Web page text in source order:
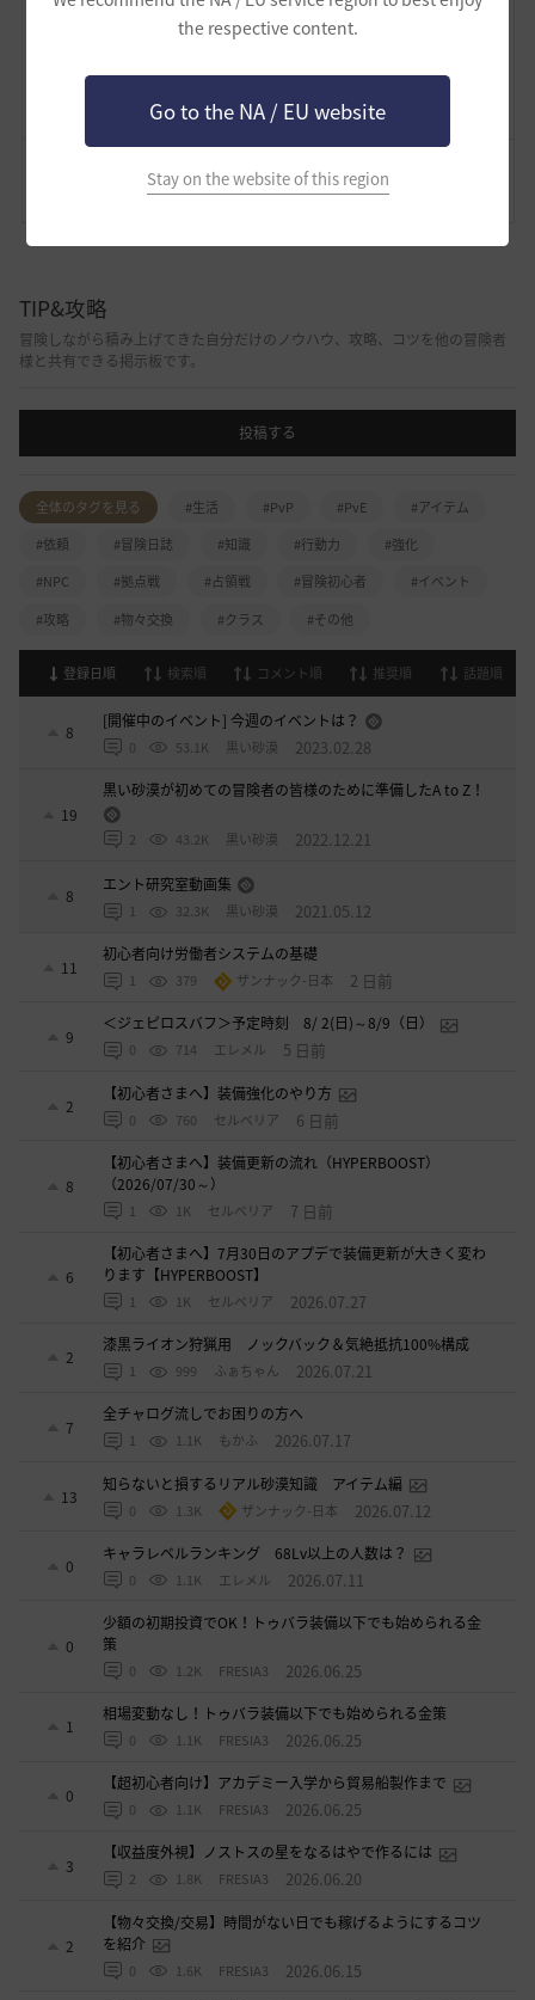
the respective content.
Go to the NA / EU website
Stay on the website of this region
134 697
Lv62 ザンナック
0 通報
TIP&攻略
冒険しながら積み上げてきた自分だけのノウハウ、攻略、コツを他の冒険者
様と共有できる掲示板です。
投稿する
全体のタグを見る #生活 #PvP #PvE
#アイテム
#依頼
#冒険日誌 #知識 #行動力
#強化
#NPC
#拠点戦 #占領戦 #冒険初心者
#イベント
#攻略
#物々交換 #クラス #その他
登録日順 検索順 コメント順 推奨順 話題順
8
[開催中のイベント] 今週のイベントは？
0 53.1K 黒い砂漠 2023.02.28
19
黒い砂漠が初めての冒険者の皆様のために準備したA to Z！
2 43.2K 黒い砂漠 2022.12.21
8
エント研究室動画集
1 32.3K 黒い砂漠 2021.05.12
11
初心者向け労働者システムの基礎
1 379 ザンナック-日本 2 日前
9
＜ジェピロスバフ＞予定時刻 8/ 2(日)～8/9（日）
0 714 エレメル 5 日前
2
【初心者さまへ】装備強化のやり方
0 760 セルベリア 6 日前
8
【初心者さまへ】装備更新の流れ（HYPERBOOST）
（2026/07/30～）
1 1K セルベリア 7 日前
6
【初心者さまへ】7月30日のアプデで装備更新が大きく変わ
ります【HYPERBOOST】
1 1K セルベリア 2026.07.27
2
漆黒ライオン狩猟用 ノックバック＆気絶抵抗100%構成
1 999 ふぁちゃん 2026.07.21
7
全チャログ流しでお困りの方へ
1 1.1K もかふ 2026.07.17
13
知らないと損するリアル砂漠知識 アイテム編
0 1.3K ザンナック-日本 2026.07.12
0
キャラレベルランキング 68Lv以上の人数は？
0 1.1K エレメル 2026.07.11
0
少額の初期投資でOK！トゥバラ装備以下でも始められる金
策
0 1.2K FRESIA3 2026.06.25
1
相場変動なし！トゥバラ装備以下でも始められる金策
0 1.1K FRESIA3 2026.06.25
0
【超初心者向け】アカデミー入学から貿易船製作まで
0 1.1K FRESIA3 2026.06.25
3
【収益度外視】ノストスの星をなるはやで作るには
2 1.8K FRESIA3 2026.06.20
2
【物々交換/交易】時間がない日でも稼げるようにするコツ
を紹介
0 1.6K FRESIA3 2026.06.15